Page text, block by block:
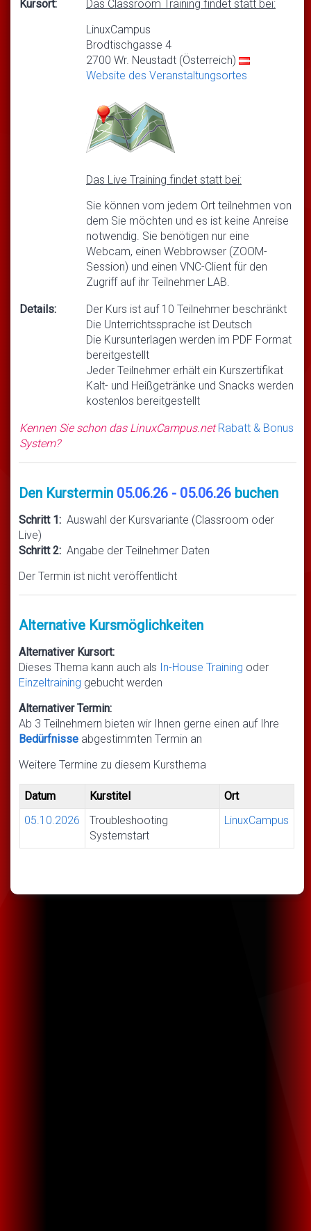
Kursort:
Das Classroom Training findet statt bei:
LinuxCampus
Brodtischgasse 4
2700 Wr. Neustadt (Österreich)
Website des Veranstaltungsortes
Das Live Training findet statt bei:
Sie können vom jedem Ort teilnehmen von
dem Sie möchten und es ist keine Anreise
notwendig. Sie benötigen nur eine
Webcam, einen Webbrowser (ZOOM-
Session) und einen VNC-Client für den
Zugriff auf ihr Teilnehmer LAB.
Details:
Der Kurs ist auf 10 Teilnehmer beschränkt
Die Unterrichtssprache ist Deutsch
Die Kursunterlagen werden im PDF Format
bereitgestellt
Jeder Teilnehmer erhält ein Kurszertifikat
Kalt- und Heißgetränke und Snacks werden
kostenlos bereitgestellt
Kennen Sie schon das LinuxCampus.netRabatt & Bonus
System?
Den Kurstermin 05.06.26 - 05.06.26 buchen
Schritt 1: Auswahl der Kursvariante (Classroom oder
Live)
Schritt 2: Angabe der Teilnehmer Daten
Der Termin ist nicht veröffentlicht
Alternative Kursmöglichkeiten
Alternativer Kursort:
Dieses Thema kann auch als In-House Training oder
Einzeltraining gebucht werden
Alternativer Termin:
Ab 3 Teilnehmern bieten wir Ihnen gerne einen auf Ihre
Bedürfnisse abgestimmten Termin an
Weitere Termine zu diesem Kursthema
Datum Kurstitel
Ort
05.10.2026
Troubleshooting
Systemstart
LinuxCampus